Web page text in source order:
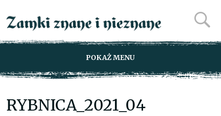
POKAŻ MENU
RYBNICA_2021_04